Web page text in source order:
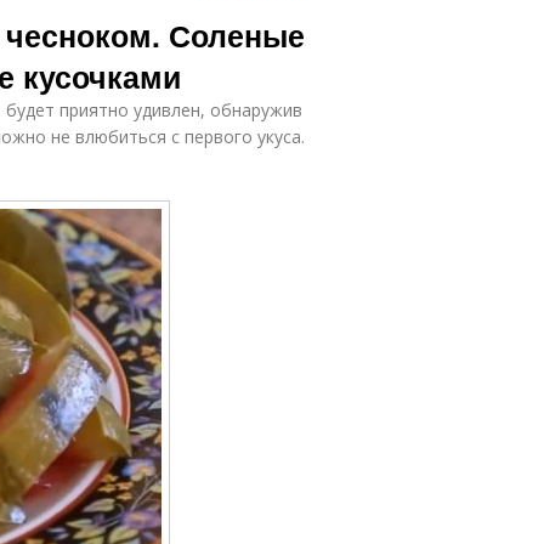
чесноком. Соленые
кусочками
будет приятно удивлен, обнаружив
не влюбиться с первого укуса.